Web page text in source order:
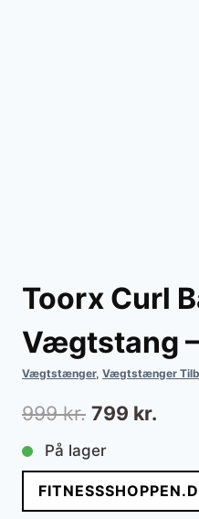
Toorx Curl
Vægtstang
Vægtstænger, Vægtstænger
999kr. Den
oprindelige
pris
var:
799 kr.
pris
er:
På lager